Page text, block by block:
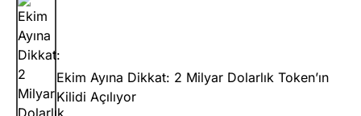
Ekim Ayına Dikkat: 2 Milyar Dolarlık Token’ın
Kilidi Açılıyor